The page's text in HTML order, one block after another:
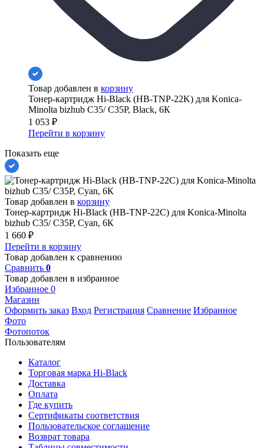
Товар добавлен в корзину
Тонер-картридж Hi-Black (HB-TNP-22K) для Konica-
Minolta bizhub C35/ C35P, Black, 6К
1 053 ₽
Перейти в корзину
Показать еще
Товар добавлен в корзину
Тонер-картридж Hi-Black (HB-TNP-22C) для Konica-Minolta
bizhub C35/ C35P, Cyan, 6К
1 660 ₽
Перейти в корзину
Товар добавлен к сравнению
Сравнить 0
Товар добавлен в избранное
Избранное 0
Магазин
Оформить заказ Вход Регистрация Сравнение Избранное
Фото
Фотопоток
Пользователям
Каталог
Торговая марка Hi-Black
Доставка
Оплата
Где купить
Сертификаты соответствия
Пользовательское соглашение
Возврат товара